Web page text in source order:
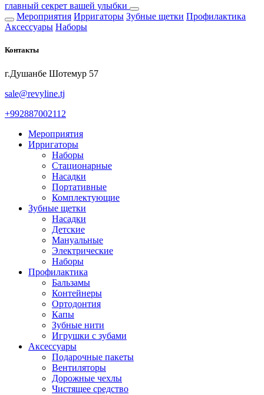
главный секрет вашей улыбки
Мероприятия Ирригаторы Зубные щетки Профилактика
Аксессуары Наборы
Контакты
г.Душанбе Шотемур 57
sale@revyline.tj
+992887002112
Мероприятия
Ирригаторы
Наборы
Стационарные
Насадки
Портативные
Комплектующие
Зубные щетки
Насадки
Детские
Мануальные
Электрические
Наборы
Профилактика
Бальзамы
Контейнеры
Ортодонтия
Капы
Зубные нити
Игрушки с зубами
Аксессуары
Подарочные пакеты
Вентиляторы
Дорожные чехлы
Чистящее средство